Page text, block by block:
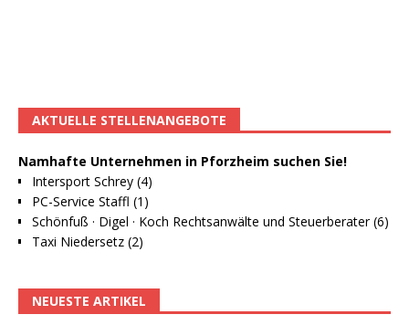
AKTUELLE STELLENANGEBOTE
Namhafte Unternehmen in Pforzheim suchen Sie!
Intersport Schrey (4)
PC-Service Staffl (1)
Schönfuß · Digel · Koch Rechtsanwälte und Steuerberater (6)
Taxi Niedersetz (2)
NEUESTE ARTIKEL